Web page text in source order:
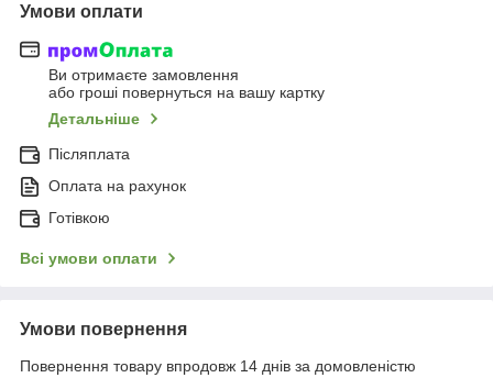
Умови оплати
Ви отримаєте замовлення
або гроші повернуться на вашу картку
Детальніше
Післяплата
Оплата на рахунок
Готівкою
Всі умови оплати
Умови повернення
Повернення товару впродовж 14 днів за домовленістю